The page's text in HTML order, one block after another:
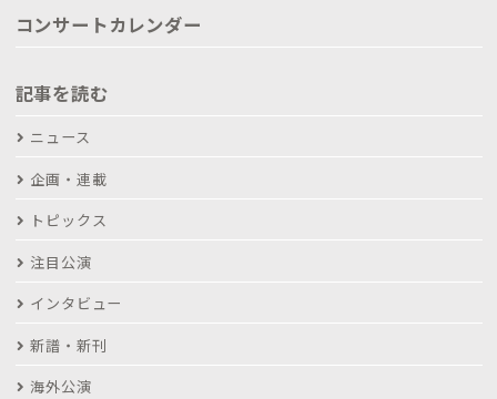
コンサートカレンダー
記事を読む
ニュース
企画・連載
トピックス
注目公演
インタビュー
新譜・新刊
海外公演